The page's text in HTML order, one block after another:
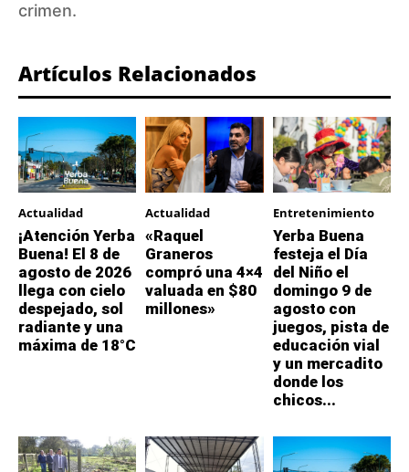
crimen.
Artículos Relacionados
Actualidad
¡Atención Yerba
Buena! El 8 de
agosto de 2026
llega con cielo
despejado, sol
radiante y una
máxima de 18°C
Actualidad
«Raquel
Graneros
compró una 4×4
valuada en $80
millones»
Entretenimiento
Yerba Buena
festeja el Día
del Niño el
domingo 9 de
agosto con
juegos, pista de
educación vial
y un mercadito
donde los
chicos...